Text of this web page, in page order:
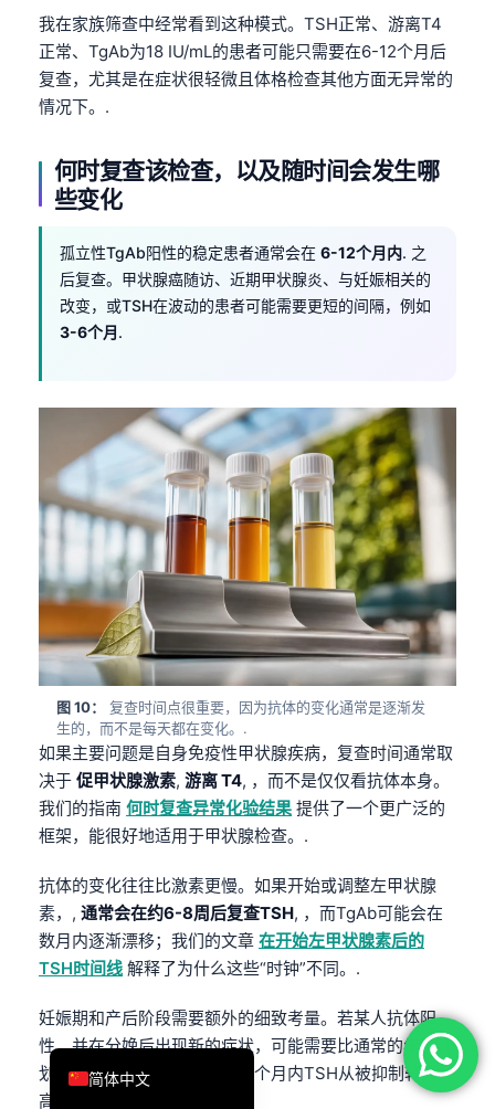
我在家族筛查中经常看到这种模式。TSH正常、游离T4
正常、TgAb为18 IU/mL的患者可能只需要在6-12个月后
复查，尤其是在症状很轻微且体格检查其他方面无异常的
情况下。.
何时复查该检查，以及随时间会发生哪
些变化
孤立性TgAb阳性的稳定患者通常会在 6-12个月内. 之
后复查。甲状腺癌随访、近期甲状腺炎、与妊娠相关的
改变，或TSH在波动的患者可能需要更短的间隔，例如
3-6个月.
图 10：
复查时间点很重要，因为抗体的变化通常是逐渐发
生的，而不是每天都在变化。.
如果主要问题是自身免疫性甲状腺疾病，复查时间通常取
决于 促甲状腺激素, 游离 T4, ，而不是仅仅看抗体本身。
我们的指南 何时复查异常化验结果 提供了一个更广泛的
框架，能很好地适用于甲状腺检查。.
抗体的变化往往比激素更慢。如果开始或调整左甲状腺
素，, 通常会在约6-8周后复查TSH, ，而TgAb可能会在
数月内逐渐漂移；我们的文章 在开始左甲状腺素后的
TSH时间线 解释了为什么这些“时钟”不同。.
妊娠期和产后阶段需要额外的细致考量。若某人抗体阳
性，并在分娩后出现新的症状，可能需要比通常的年度计
划更早进行检测，尤其是在几个月内TSH从被抑制转为升
高的情况下。.
简体中文
English
Deutsch
العربية
Français
עִבְרִית
Español
Português
Ελληνικά
Türkçe
Română
فارسی
Български
Dansk
Nederlands
हिन्दी
Bahasa Indonesia
Հայերեն
Svenska
Bosanski
Eesti
日本語
Русский
Lietuvių kalba